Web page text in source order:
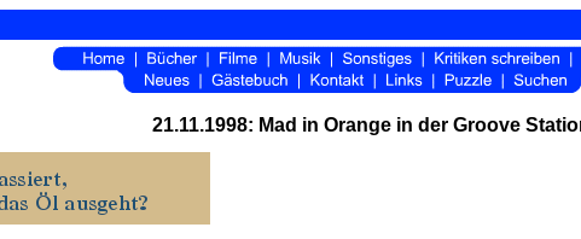
21.11.1998: Mad in Orange in der Groove